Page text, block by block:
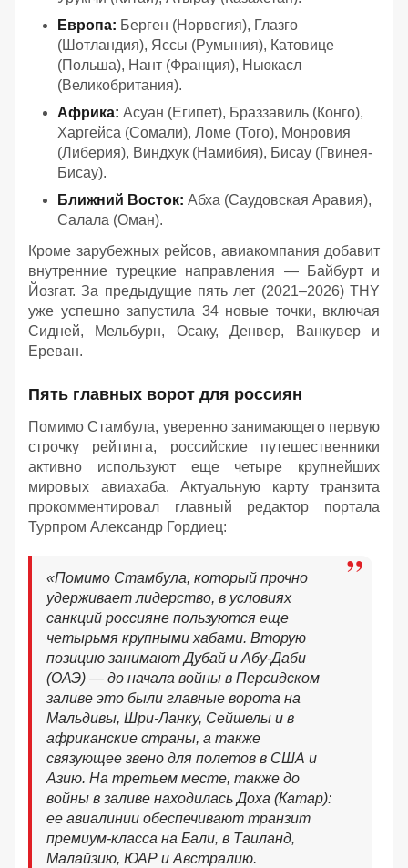
Европа: Берген (Норвегия), Глазго
(Шотландия), Яссы (Румыния), Катовице
(Польша), Нант (Франция), Ньюкасл
(Великобритания).
Африка: Асуан (Египет), Браззавиль (Конго),
Харгейса (Сомали), Ломе (Того), Монровия
(Либерия), Виндхук (Намибия), Бисау (Гвинея-
Бисау).
Ближний Восток: Абха (Саудовская Аравия),
Салала (Оман).
Кроме зарубежных рейсов, авиакомпания добавит
внутренние турецкие направления — Байбурт и
Йозгат. За предыдущие пять лет (2021–2026) THY
уже успешно запустила 34 новые точки, включая
Сидней, Мельбурн, Осаку, Денвер, Ванкувер и
Ереван.
Пять главных ворот для россиян
Помимо Стамбула, уверенно занимающего первую
строчку рейтинга, российские путешественники
активно используют еще четыре крупнейших
мировых авиахаба. Актуальную карту транзита
прокомментировал главный редактор портала
Турпром Александр Гордиец:
«Помимо Стамбула, который прочно
удерживает лидерство, в условиях
санкций россияне пользуются еще
четырьмя крупными хабами. Вторую
позицию занимают Дубай и Абу-Даби
(ОАЭ) — до начала войны в Персидском
заливе это были главные ворота на
Мальдивы, Шри-Ланку, Сейшелы и в
африканские страны, а также
связующее звено для полетов в США и
Азию. На третьем месте, также до
войны в заливе находилась Доха (Катар):
ее авиалинии обеспечивают транзит
премиум-класса на Бали, в Таиланд,
Малайзию, ЮАР и Австралию.